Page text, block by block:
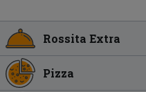
Rossita Extra
Pizza